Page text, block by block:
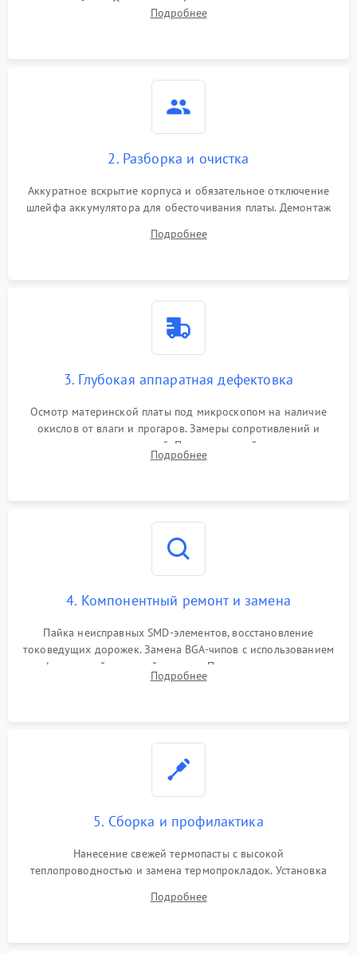
лабораторного блока питания для локализации проблемы.
Подробнее
2. Разборка и очистка
Аккуратное вскрытие корпуса и обязательное отключение
шлейфа аккумулятора для обесточивания платы. Демонтаж
высохшей термопасты с кристаллов чипов.
Подробнее
3. Глубокая аппаратная дефектовка
Осмотр материнской платы под микроскопом на наличие
окислов от влаги и прогаров. Замеры сопротивлений и
дежурных напряжений. Проверка цепей питания,
мультиконтроллера, процессора и видеочипа.
Подробнее
4. Компонентный ремонт и замена
Пайка неисправных SMD-элементов, восстановление
токоведущих дорожек. Замена BGA-чипов с использованием
инфракрасной паяльной станции. Прошивка микросхемы
BIOS или замена поврежденных портов USB
Подробнее
5. Сборка и профилактика
Нанесение свежей термопасты с высокой
теплопроводностью и замена термопрокладок. Установка
шлейфов, модулей памяти и накопителей. Предварительная
Подробнее